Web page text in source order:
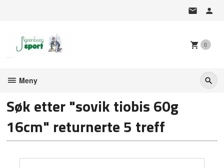
0
Meny
Søk etter "sovik tiobis 60g
16cm" returnerte 5 treff